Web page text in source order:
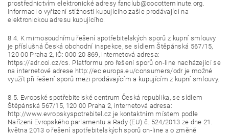
prostřednictvím elektronické adresy fanclub@cocotteminute.org.
Informaci o vyřízení stížnosti kupujícího zašle prodávající na
elektronickou adresu kupujícího.
8.4. K mimosoudnímu řešení spotřebitelských sporů z kupní smlouvy
je příslušná Česká obchodní inspekce, se sídlem Štěpánská 567/15,
120 00 Praha 2, IČ: 000 20 869, internetová adresa:
https://adr.coi.cz/cs. Platformu pro řešení sporů on-line nacházející se
na internetové adrese http://ec.europa.eu/consumers/odr je možné
využít při řešení sporů mezi prodávajícím a kupujícím z kupní smlouvy.
8.5. Evropské spotřebitelské centrum Česká republika, se sídlem
Štěpánská 567/15, 120 00 Praha 2, internetová adresa:
http://www.evropskyspotrebitel.cz je kontaktním místem podle
Nařízení Evropského parlamentu a Rady (EU) č. 524/2013 ze dne 21.
května 2013 o řešení spotřebitelských sporů on-line a o změně